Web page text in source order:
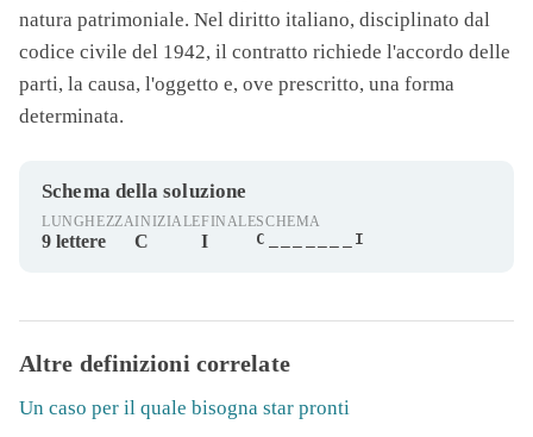
natura patrimoniale. Nel diritto italiano, disciplinato dal
codice civile del 1942, il contratto richiede l'accordo delle
parti, la causa, l'oggetto e, ove prescritto, una forma
determinata.
Schema della soluzione
LUNGHEZZA
9 lettere
INIZIALE
C
FINALE
I
SCHEMA
C_______I
Altre definizioni correlate
Un caso per il quale bisogna star pronti